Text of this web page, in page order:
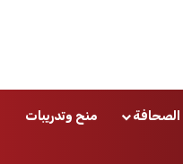
الصحافة منح وتدريبات